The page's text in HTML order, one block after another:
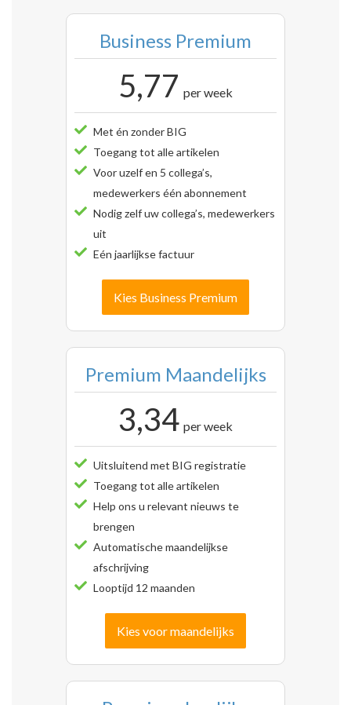
Business Premium
5,77 per week
Met én zonder BIG
Toegang tot alle artikelen
Voor uzelf en 5 collega’s,
medewerkers één abonnement
Nodig zelf uw collega’s, medewerkers
uit
Eén jaarlijkse factuur
Kies Business Premium
Premium Maandelijks
3,34 per week
Uitsluitend met BIG registratie
Toegang tot alle artikelen
Help ons u relevant nieuws te
brengen
Automatische maandelijkse
afschrijving
Looptijd 12 maanden
Kies voor maandelijks